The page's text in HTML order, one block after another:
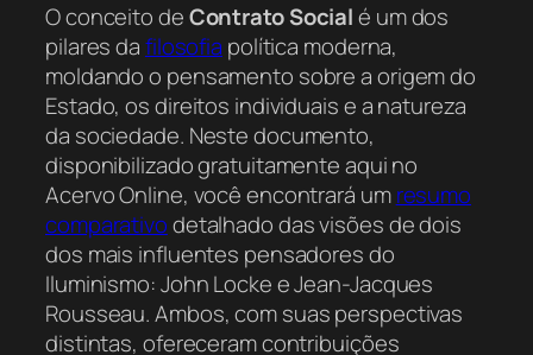
O conceito deContrato Socialé um dos
pilares dafilosofia política moderna,
moldando o pensamento sobre a origem do
Estado, os direitos individuais e a natureza
da sociedade. Neste documento,
disponibilizado gratuitamente aqui no
Acervo Online, você encontrará umresumo
comparativodetalhado das visões de dois
dos mais influentes pensadores do
Iluminismo: John Locke e Jean-Jacques
Rousseau. Ambos, com suas perspectivas
distintas, ofereceram contribuições